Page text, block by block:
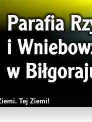
Tej Ziemi!